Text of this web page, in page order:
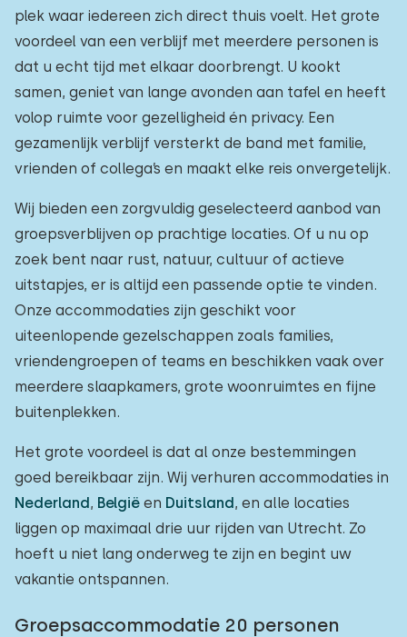
plek waar iedereen zich direct thuis voelt. Het grote
voordeel van een verblijf met meerdere personen is
dat u echt tijd met elkaar doorbrengt. U kookt
samen, geniet van lange avonden aan tafel en heeft
volop ruimte voor gezelligheid én privacy. Een
gezamenlijk verblijf versterkt de band met familie,
vrienden of collega’s en maakt elke reis onvergetelijk.
Wij bieden een zorgvuldig geselecteerd aanbod van
groepsverblijven op prachtige locaties. Of u nu op
zoek bent naar rust, natuur, cultuur of actieve
uitstapjes, er is altijd een passende optie te vinden.
Onze accommodaties zijn geschikt voor
uiteenlopende gezelschappen zoals families,
vriendengroepen of teams en beschikken vaak over
meerdere slaapkamers, grote woonruimtes en fijne
buitenplekken.
Het grote voordeel is dat al onze bestemmingen
goed bereikbaar zijn. Wij verhuren accommodaties in
Nederland, België en Duitsland, en alle locaties
liggen op maximaal drie uur rijden van Utrecht. Zo
hoeft u niet lang onderweg te zijn en begint uw
vakantie ontspannen.
Groepsaccommodatie 20 personen